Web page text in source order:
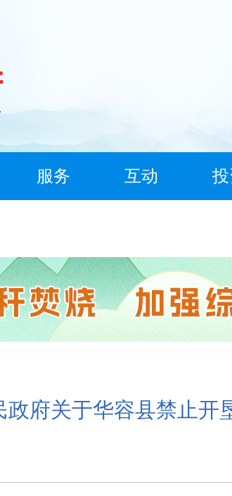
服务 互动
府关于华容县禁止开